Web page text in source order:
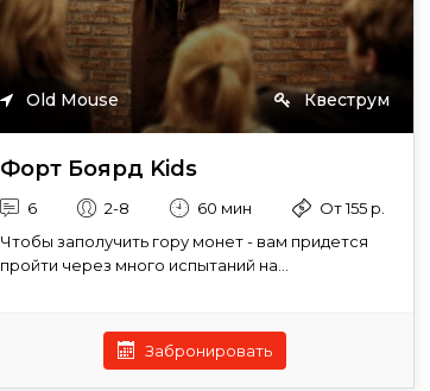
Old Mouse Квеструм
Форт Боярд Kids
6 2-8 60 мин
От 155 р.
Чтобы заполучить гору монет - вам придется
пройти через много испытаний на...
Забронировать